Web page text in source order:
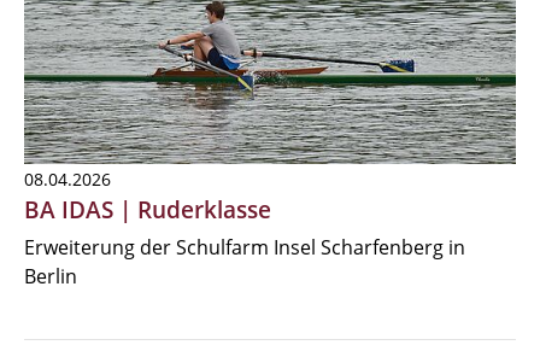
08.04.2026
BA IDAS | Ruderklasse
Erweiterung der Schulfarm Insel Scharfenberg in
Berlin